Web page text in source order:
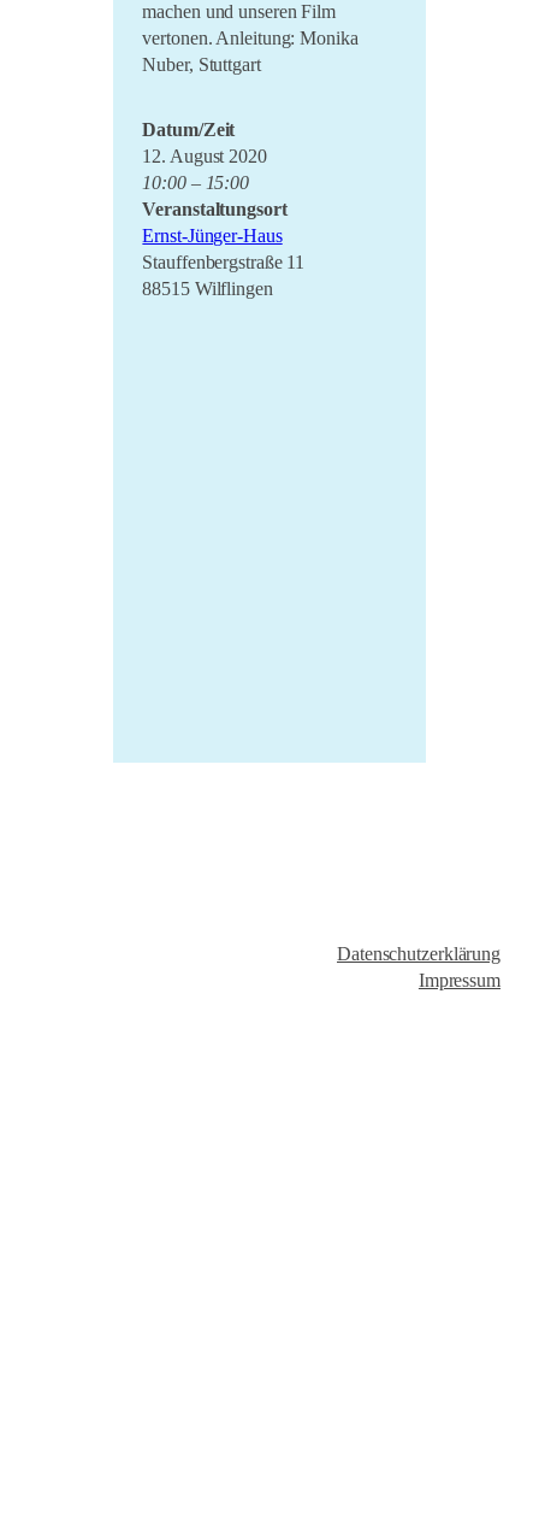
machen und unseren Film
vertonen. Anleitung: Monika
Nuber, Stuttgart
Datum/Zeit
12. August 2020
10:00 – 15:00
Veranstaltungsort
Ernst-Jünger-Haus
Stauffenbergstraße 11
88515 Wilflingen
Datenschutzerklärung
Impressum